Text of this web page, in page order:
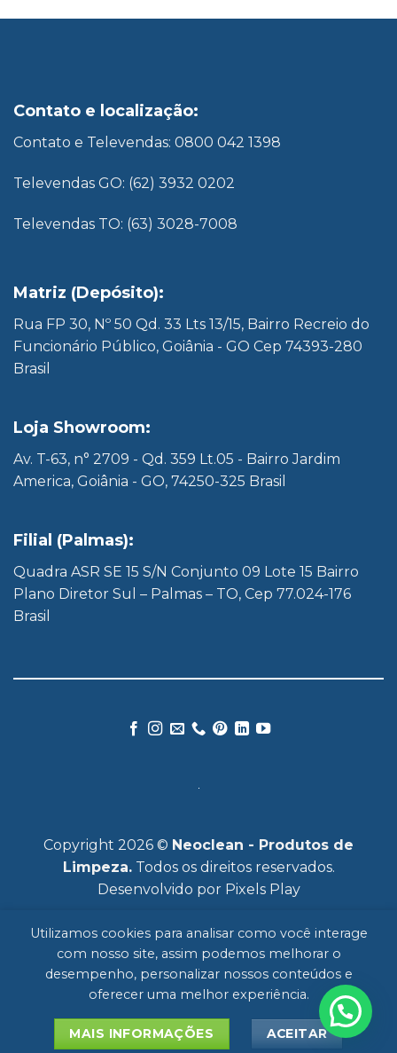
Contato e localização:
Contato e Televendas: 0800 042 1398
Televendas GO: (62) 3932 0202
Televendas TO: (63) 3028-7008
Matriz (Depósito):
Rua FP 30, Nº 50 Qd. 33 Lts 13/15, Bairro Recreio do
Funcionário Público, Goiânia - GO Cep 74393-280
Brasil
Loja Showroom:
Av. T-63, n° 2709 - Qd. 359 Lt.05 - Bairro Jardim
America, Goiânia - GO, 74250-325 Brasil
Filial (Palmas):
Quadra ASR SE 15 S/N Conjunto 09 Lote 15 Bairro
Plano Diretor Sul – Palmas – TO, Cep 77.024-176
Brasil
Copyright 2026 © Neoclean - Produtos de
Limpeza.Todos os direitos reservados.
Desenvolvido por Pixels Play
SOBRE MERCADOS PRODUTOS
FALE CONOSCO
Utilizamos cookies para analisar como você interage
com nosso site, assim podemos melhorar o
desempenho, personalizar nossos conteúdos e
oferecer uma melhor experiência.
MAIS INFORMAÇÕES ACEITAR